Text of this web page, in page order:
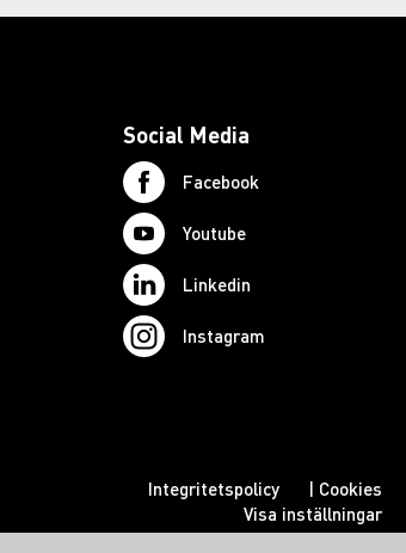
Social Media
Facebook
Youtube
Linkedin
Instagram
Integritetspolicy | Cookies
Visa inställningar